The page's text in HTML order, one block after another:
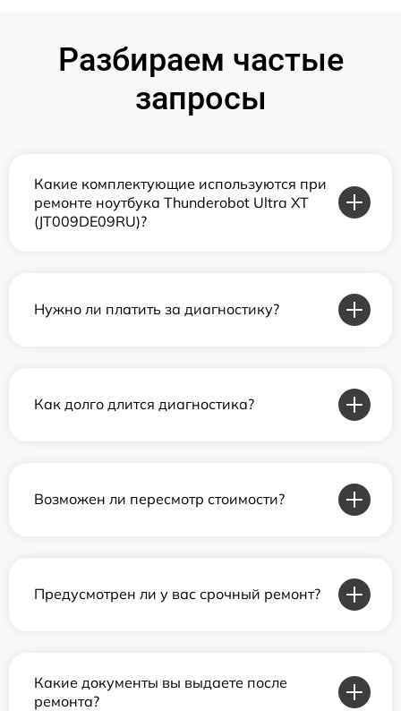
Разбираем частые
запросы
Какие комплектующие используются при
ремонте ноутбука Thunderobot Ultra XT
(JT009DE09RU)?
Нужно ли платить за диагностику?
Как долго длится диагностика?
Возможен ли пересмотр стоимости?
Предусмотрен ли у вас срочный ремонт?
Какие документы вы выдаете после
ремонта?